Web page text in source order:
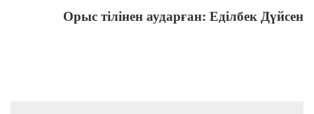
Орыс тілінен аударған: Еділбек Дүйсен